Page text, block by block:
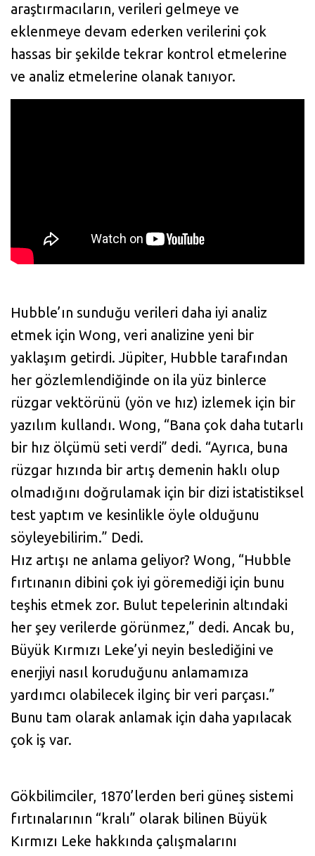
araştırmacıların, verileri gelmeye ve
eklenmeye devam ederken verilerini çok
hassas bir şekilde tekrar kontrol etmelerine
ve analiz etmelerine olanak tanıyor.
Hubble’ın sunduğu verileri daha iyi analiz
etmek için Wong, veri analizine yeni bir
yaklaşım getirdi. Jüpiter, Hubble tarafından
her gözlemlendiğinde on ila yüz binlerce
rüzgar vektörünü (yön ve hız) izlemek için bir
yazılım kullandı. Wong, “Bana çok daha tutarlı
bir hız ölçümü seti verdi” dedi. “Ayrıca, buna
rüzgar hızında bir artış demenin haklı olup
olmadığını doğrulamak için bir dizi istatistiksel
test yaptım ve kesinlikle öyle olduğunu
söyleyebilirim.” Dedi.
Hız artışı ne anlama geliyor? Wong, “Hubble
fırtınanın dibini çok iyi göremediği için bunu
teşhis etmek zor. Bulut tepelerinin altındaki
her şey verilerde görünmez,” dedi. Ancak bu,
Büyük Kırmızı Leke’yi neyin beslediğini ve
enerjiyi nasıl koruduğunu anlamamıza
yardımcı olabilecek ilginç bir veri parçası.”
Bunu tam olarak anlamak için daha yapılacak
çok iş var.
Gökbilimciler, 1870’lerden beri güneş sistemi
fırtınalarının “kralı” olarak bilinen Büyük
Kırmızı Leke hakkında çalışmalarını